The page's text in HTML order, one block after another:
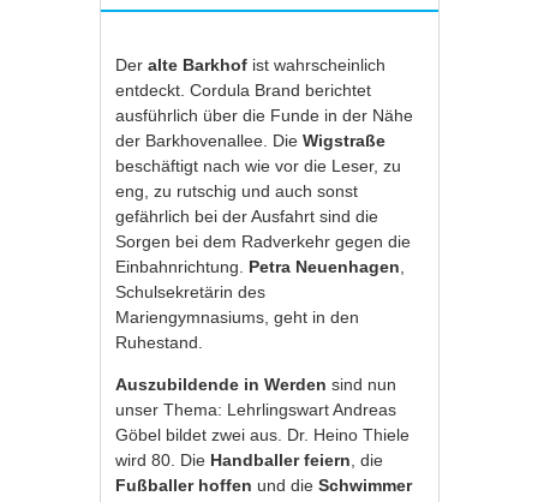
Deralte Barkhof ist wahrscheinlich
entdeckt. Cordula Brand berichtet
ausführlich über die Funde in der Nähe
der Barkhovenallee. DieWigstraße
beschäftigt nach wie vor die Leser, zu
eng, zu rutschig und auch sonst
gefährlich bei der Ausfahrt sind die
Sorgen bei dem Radverkehr gegen die
Einbahnrichtung. Petra Neuenhagen
Schulsekretärin des
Mariengymnasiums, geht in den
Ruhestand.
Auszubildende in Werden sind nun
unser Thema: Lehrlingswart Andreas
Göbel bildet zwei aus. Dr. Heino Thiele
wird 80. Die Handballer feiern , die
Fußballer hoffen und dieSchwimmer